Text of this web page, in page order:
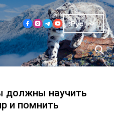
Рус
научить
и помнить